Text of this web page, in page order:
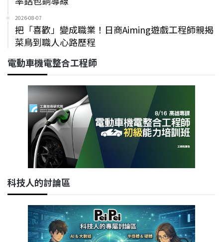
2026-08-07
把「喜歡」變成職業！日商Aiming遊戲工程師親揭
菜鳥到職人心路歷程
電動車機電整合工程師
科技人的討論區